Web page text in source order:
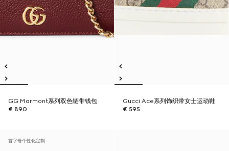
GG Marmont系列双色链带钱包
€ 890
Gucci Ace系列饰织带女士运动鞋
€ 595
首字母个性化定制